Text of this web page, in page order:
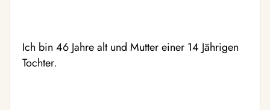
Ich bin 46 Jahre alt und Mutter einer 14 Jährigen
Tochter.